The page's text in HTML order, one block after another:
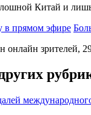
Китай и
онлайн зрителей,